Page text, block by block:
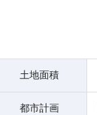
土地面積
都市計画